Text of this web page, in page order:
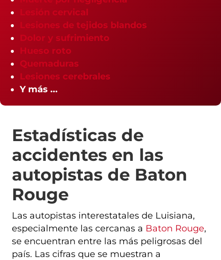
Lesión cervical
Lesiones de tejidos blandos
Dolor y sufrimiento
Hueso roto
Quemaduras
Lesiones cerebrales
Y más ...
Estadísticas de
accidentes en las
autopistas de Baton
Rouge
Las autopistas interestatales de Luisiana,
especialmente las cercanas a Baton Rouge,
se encuentran entre las más peligrosas del
país. Las cifras que se muestran a